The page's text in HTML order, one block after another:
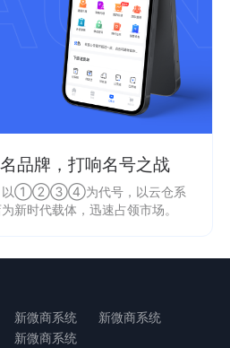
品牌，打响名号之战
，以①②③④为代号，以云仓系
新时代载体，迅速占领市场。
新微商系统
新微商系统
新微商系统